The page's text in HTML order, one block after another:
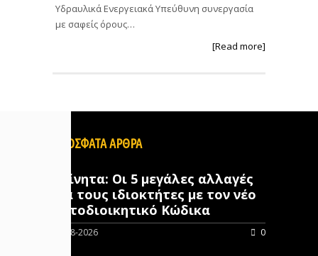
Υδραυλικά Ενεργειακά Υπεύθυνη συνεργασία
με σαφείς όρους…
[Read more]
ΠΡΟΣΦΑΤΑ ΑΡΘΡΑ
Ακίνητα: Οι 5 μεγάλες αλλαγές
για τους ιδιοκτήτες με τον νέο
Αυτοδιοικητικό Κώδικα
05-08-2026 0